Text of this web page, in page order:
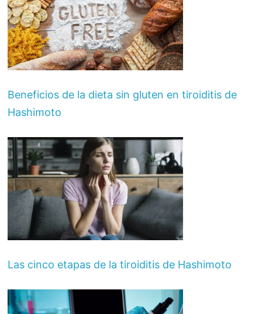
Beneficios de la dieta sin gluten en tiroiditis de
Hashimoto
Las cinco etapas de la tiroiditis de Hashimoto